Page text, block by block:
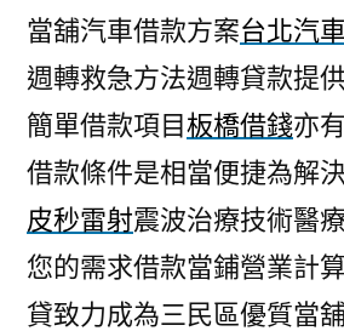
當舖汽車借款方案台北汽
週轉救急方法週轉貸款提
簡單借款項目板橋借錢亦
借款條件是相當便捷為解
皮秒雷射震波治療技術醫
您的需求借款當鋪營業計算
貸致力成為三民區優質當